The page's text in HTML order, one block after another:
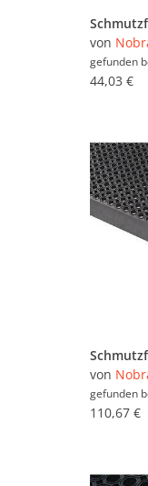
von
gefunden
44,03 €
von
gefunden
110,67 €